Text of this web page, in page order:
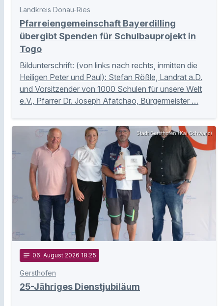
Landkreis Donau-Ries
Pfarreiengemeinschaft Bayerdilling
übergibt Spenden für Schulbauprojekt in
Togo
Bildunterschrift: (von links nach rechts, inmitten die
Heiligen Peter und Paul): Stefan Rößle, Landrat a.D.
und Vorsitzender von 1000 Schulen für unsere Welt
e.V., Pfarrer Dr. Joseph Afatchao, Bürgermeister …
Stadt Gersthofen (Kai Schwarz)
notes 06. August 2026 18:25
Gersthofen
25-Jähriges Dienstjubiläum